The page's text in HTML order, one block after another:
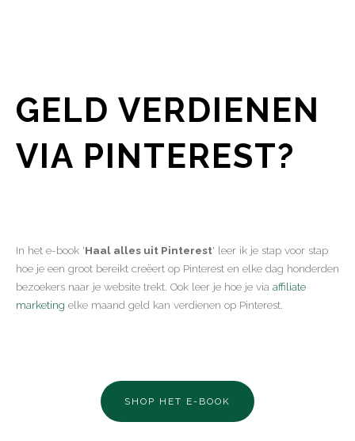
GELD VERDIENEN
VIA PINTEREST?
In het e-book 'Haal alles uit Pinterest' leer ik je stap voor stap
hoe je een groot bereikt creëert op Pinterest en elke dag honderden
bezoekers naar je website trekt. Ook leer je hoe je via affiliate
marketing elke maand geld kan verdienen op Pinterest.
SHOP HET E-BOOK